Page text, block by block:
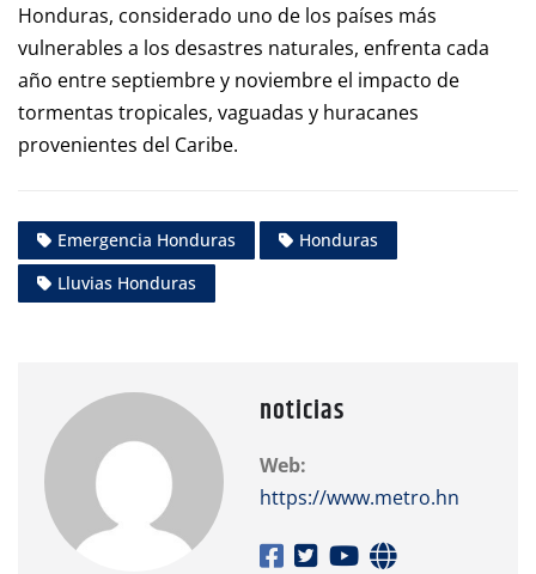
Honduras, considerado uno de los países más
vulnerables a los desastres naturales, enfrenta cada
año entre septiembre y noviembre el impacto de
tormentas tropicales, vaguadas y huracanes
provenientes del Caribe.
Emergencia Honduras
Honduras
Lluvias Honduras
noticias
Web:
https://www.metro.hn